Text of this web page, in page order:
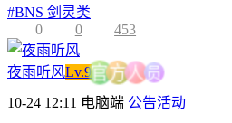
#BNS 剑灵类
0
0 453
夜雨听风Lv.9官 方 人员
10-24 12:11 电脑端 公告活动